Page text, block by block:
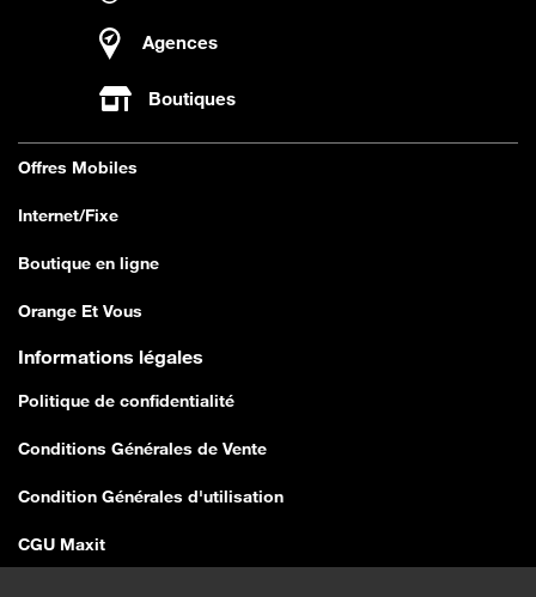
Agences
Boutiques
Offres Mobiles
Internet/Fixe
Boutique en ligne
Orange Et Vous
Informations légales
Politique de confidentialité
Conditions Générales de Vente
Condition Générales d'utilisation
CGU Maxit